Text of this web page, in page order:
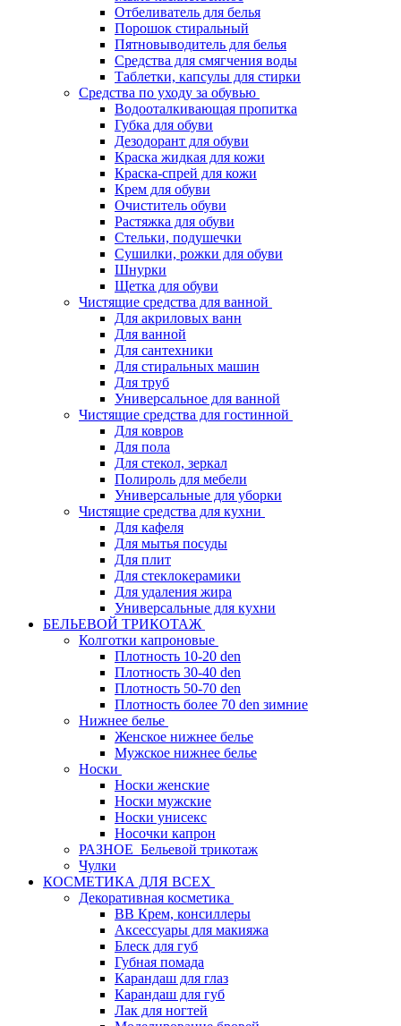
Отбеливатель для белья
Порошок стиральный
Пятновыводитель для белья
Средства для смягчения воды
Таблетки, капсулы для стирки
Средства по уходу за обувью
Водооталкивающая пропитка
Губка для обуви
Дезодорант для обуви
Краска жидкая для кожи
Краска-спрей для кожи
Крем для обуви
Очиститель обуви
Растяжка для обуви
Стельки, подушечки
Сушилки, рожки для обуви
Шнурки
Щетка для обуви
Чистящие средства для ванной
Для акриловых ванн
Для ванной
Для сантехники
Для стиральных машин
Для труб
Универсальное для ванной
Чистящие средства для гостинной
Для ковров
Для пола
Для стекол, зеркал
Полироль для мебели
Универсальные для уборки
Чистящие средства для кухни
Для кафеля
Для мытья посуды
Для плит
Для стеклокерамики
Для удаления жира
Универсальные для кухни
БЕЛЬЕВОЙ ТРИКОТАЖ
Колготки капроновые
Плотность 10-20 den
Плотность 30-40 den
Плотность 50-70 den
Плотность более 70 den зимние
Нижнее белье
Женское нижнее белье
Мужское нижнее белье
Носки
Носки женские
Носки мужские
Носки унисекс
Носочки капрон
РАЗНОЕ_Бельевой трикотаж
Чулки
КОСМЕТИКА ДЛЯ ВСЕХ
Декоративная косметика
BB Крем, консиллеры
Аксессуары для макияжа
Блеск для губ
Губная помада
Карандаш для глаз
Карандаш для губ
Лак для ногтей